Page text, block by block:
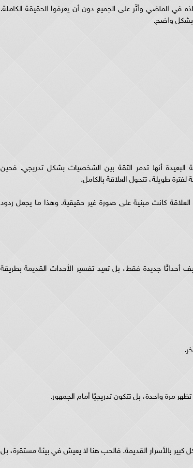
في الماضي وأثّر على الجميع دون أن يعرفوا الحقيقة الكاملة.
بشكل واضح.
البعيدة أنها تدمر الثقة بين الشخصيات بشكل تدريجي. فحين
طويلة، تتحول العلاقة بالكامل.
كانت مبنية على صورة غير حقيقية. وهذا ما يجعل ردود
أحداثًا جديدة فقط، بل تعيد تفسير الأحداث القديمة بطريقة
مرة واحدة، بل تتكون تدريجيًا أمام الجمهور.
كبير بالأسرار القديمة. فالحب هنا لا يعيش في بيئة مستقرة، بل